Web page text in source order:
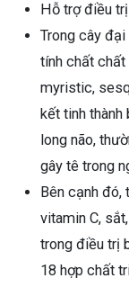
Hỗ trợ điều
Trong cây
tính chất
myristic,
kết tinh
long não,
gây tê trong
Bên cạnh
vitamin C,
trong điều trị
18 hợp chất